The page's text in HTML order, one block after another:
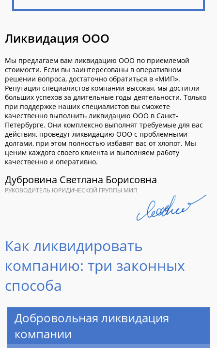
Ликвидация ООО
Мы предлагаем вам ликвидацию ООО по приемлемой
стоимости. Если вы заинтересованы в оперативном
решении вопроса, достаточно обратиться в «МИП».
Репутация специалистов компании высокая, мы достигли
больших успехов за длительные годы деятельности. Только
при поддержке наших специалистов вы сможете
качественно выполнить ликвидацию ООО в Санкт-
Петербурге. Они комплексно выполнят требуемые для вас
действия, проведут ликвидацию ООО с проблемными
долгами, при этом полностью избавят вас от хлопот. Мы
ценим каждого своего клиента и выполняем работу
качественно и оперативно.
Дубровина Светлана Борисовна
РУКОВОДИТЕЛЬ ЮРИДИЧЕСКОЙ ГРУППЫ МИП
Как ликвидировать
компанию: три законных
способа
Добровольная ликвидация
компании